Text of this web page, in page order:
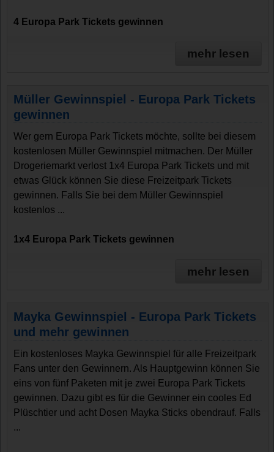
4 Europa Park Tickets gewinnen
mehr lesen
Müller Gewinnspiel - Europa Park Tickets
gewinnen
Wer gern Europa Park Tickets möchte, sollte bei diesem
kostenlosen Müller Gewinnspiel mitmachen. Der Müller
Drogeriemarkt verlost 1x4 Europa Park Tickets und mit
etwas Glück können Sie diese Freizeitpark Tickets
gewinnen. Falls Sie bei dem Müller Gewinnspiel
kostenlos ...
1x4 Europa Park Tickets gewinnen
mehr lesen
Mayka Gewinnspiel - Europa Park Tickets
und mehr gewinnen
Ein kostenloses Mayka Gewinnspiel für alle Freizeitpark
Fans unter den Gewinnern. Als Hauptgewinn können Sie
eins von fünf Paketen mit je zwei Europa Park Tickets
gewinnen. Dazu gibt es für die Gewinner ein cooles Ed
Plüschtier und acht Dosen Mayka Sticks obendrauf. Falls
...